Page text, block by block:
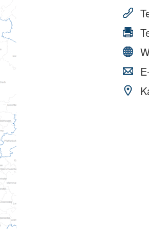
Wohlfahrt und Sozialarbeit
Rettungshundeeinheit
Wasserrettungszug